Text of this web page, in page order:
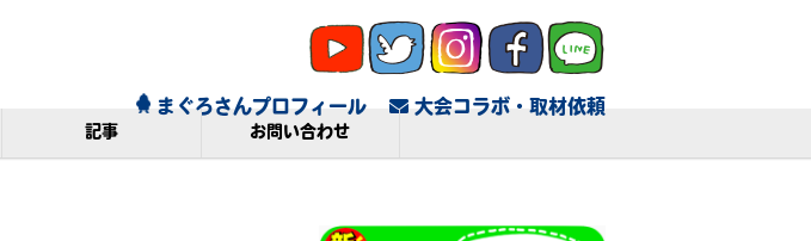
まぐろさんプロフィール 大会コラボ・取材依頼
記事 お問い合わせ